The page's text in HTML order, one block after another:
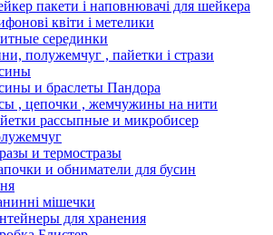
пакети і наповнювачі для шейкера
квіти і метелики
серединки
полужемчуг , пайетки і стрази
и браслеты Пандора
, цепочки , жемчужины на нити
рассыпные и микробисер
и термостразы
и обниматели для бусин
мішечки
для хранения